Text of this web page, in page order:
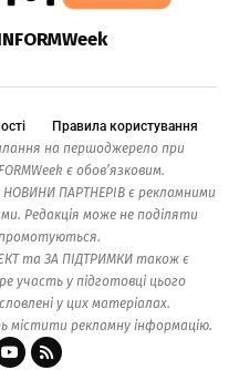
Правила користування
на першоджерело при
є обов’язковим.
НОВИНИ ПАРТНЕРІВ є рекламними
Редакція може не поділяти
промотуються.
та ЗА ПІДТРИМКИ також є
участь у підготовці цього
у цих матеріалах.
рекламну інформацію.